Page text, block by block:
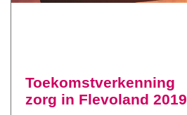
Toekomstverkenning
zorg in Flevoland 2019